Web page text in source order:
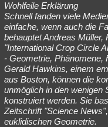
Wohlfeile Erklärung
Schnell fanden viele
einfache, wenn auch die
behauptet Andreas
"International Crop Circle
- Geometrie, Phänomene,
Gerald Hawkins, einem
aus Boston, können die
unmöglich in den wenigen
konstruiert werden. Sie
Zeitschrift "Science
euklidischen Geometrie.